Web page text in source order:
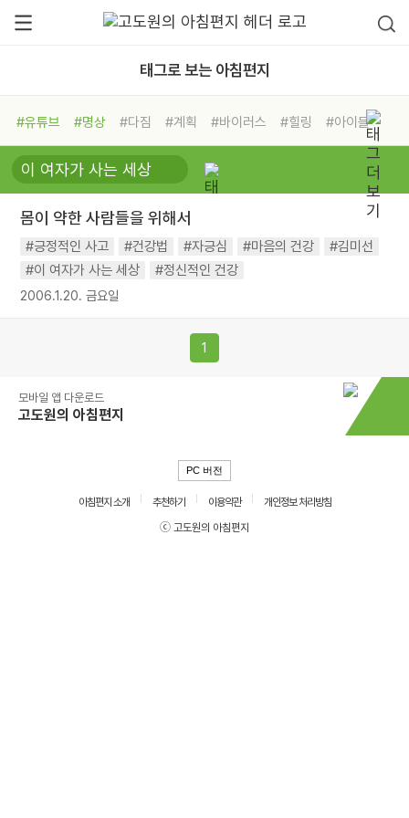
태그로 보는 아침편지
#유튜브 #명상 #다짐 #계획 #바이러스 #힐링
#아이들
#비전캠프
#독서캠프 #삶
#희망
#나눔 #친구 #링컨학교
#독서
#건강 #면역력
몸이 약한 사람들을 위해서
#긍정적인 사고 #건강법 #자긍심 #마음의 건강
#김미선
#이 여자가 사는 세상
#정신적인 건강
2006.1.20. 금요일
1
모바일 앱 다운로드
고도원의 아침편지
PC 버전
아침편지 소개 추천하기 이용약관
개인정보 처리방침
ⓒ 고도원의 아침편지